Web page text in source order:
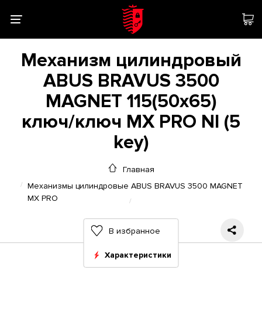
Механизм цилиндровый
ABUS BRAVUS 3500
MAGNET 115(50x65)
ключ/ключ MX PRO NI (5
key)
Главная
Механизмы цилиндровые ABUS BRAVUS 3500 MAGNET
MX PRO
В избранное
Характеристики